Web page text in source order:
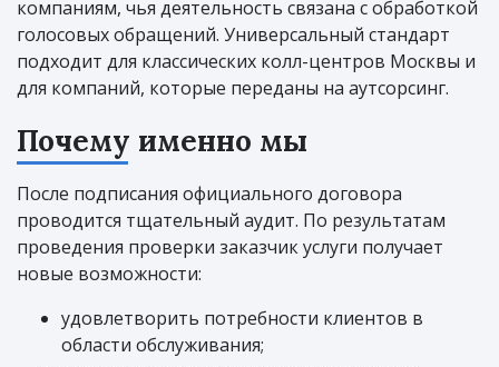
компаниям, чья деятельность связана с обработкой
голосовых обращений. Универсальный стандарт
подходит для классических колл-центров Москвы и
для компаний, которые переданы на аутсорсинг.
Почему именно мы
После подписания официального договора
проводится тщательный аудит. По результатам
проведения проверки заказчик услуги получает
новые возможности:
удовлетворить потребности клиентов в
области обслуживания;